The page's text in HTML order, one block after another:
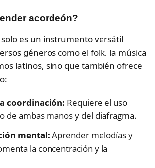
acordeón?
solo es un instrumento versátil
géneros como el folk, la música
latinos, sino que también ofrece
coordinación: Requiere el uso
de ambas manos y del diafragma.
mental: Aprender melodías y
la concentración y la